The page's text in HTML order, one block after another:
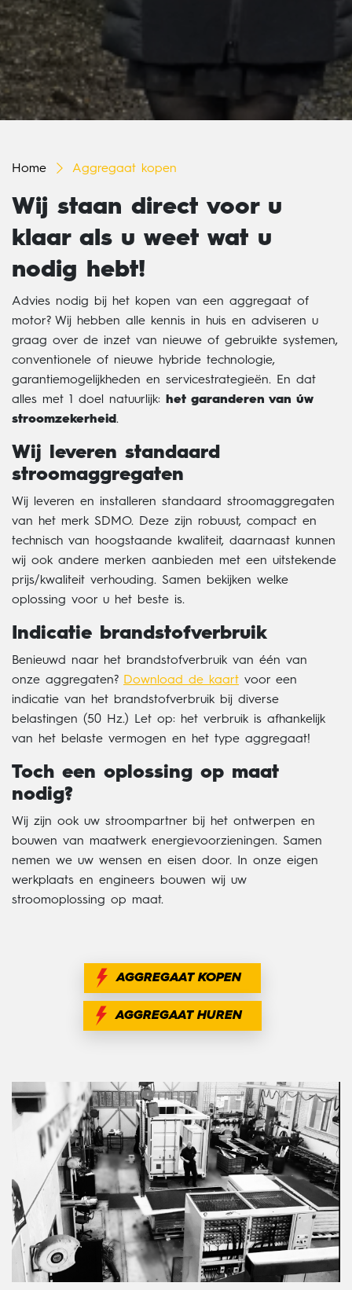
Home Aggregaat kopen
Wij staan direct voor u
klaar als u weet wat u
nodig hebt!
Advies nodig bij het kopen van een aggregaat of
motor? Wij hebben alle kennis in huis en adviseren u
graag over de inzet van nieuwe of gebruikte systemen,
conventionele of nieuwe hybride technologie,
garantiemogelijkheden en servicestrategieën. En dat
alles met 1 doel natuurlijk:
het garanderen van úw
stroomzekerheid.
Wij leveren standaard
stroomaggregaten
Wij leveren en installeren standaard stroomaggregaten
van het merk SDMO. Deze zijn robuust, compact en
technisch van hoogstaande kwaliteit, daarnaast kunnen
wij ook andere merken aanbieden met een uitstekende
prijs/kwaliteit verhouding. Samen bekijken welke
oplossing voor u het beste is.
Indicatie brandstofverbruik
Benieuwd naar het brandstofverbruik van één van
onze aggregaten? Download de kaart voor een
indicatie van het brandstofverbruik bij diverse
belastingen (50 Hz.) Let op: het verbruik is afhankelijk
van het belaste vermogen en het type aggregaat!
Toch een oplossing op maat
nodig?
Wij zijn ook uw stroompartner bij het ontwerpen en
bouwen van maatwerk energievoorzieningen. Samen
nemen we uw wensen en eisen door. In onze eigen
werkplaats en engineers bouwen wij uw
stroomoplossing op maat.
AGGREGAAT KOPEN
AGGREGAAT HUREN